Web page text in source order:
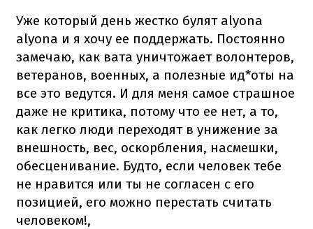
Уже который день жестко булят alyona
alyona и я хочу ее поддержать. Постоянно
замечаю, как вата уничтожает волонтеров,
ветеранов, военных, а полезные ид*оты на
все это ведутся. И для меня самое страшное
даже не критика, потому что ее нет, а то,
как легко люди переходят в унижение за
внешность, вес, оскорбления, насмешки,
обесценивание. Будто, если человек тебе
не нравится или ты не согласен с его
позицией, его можно перестать считать
человеком!,